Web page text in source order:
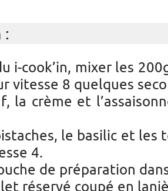
:
i-cook’in, mixer les
vitesse 8 quelques
la crème et
le basilic et les
4.
de préparation
réservé coupé en